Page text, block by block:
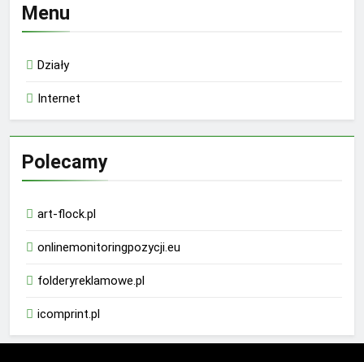
Menu
Działy
Internet
Polecamy
art-flock.pl
onlinemonitoringpozycji.eu
folderyreklamowe.pl
icomprint.pl